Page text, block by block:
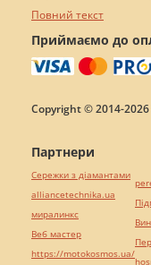
Повний текст
Приймаємо до
Copyright © 2014-2026
Партнери
Сережки з діамантами
alliancetechnika.ua
миралинкс
Веб мастер
https://motokosmos.ua/